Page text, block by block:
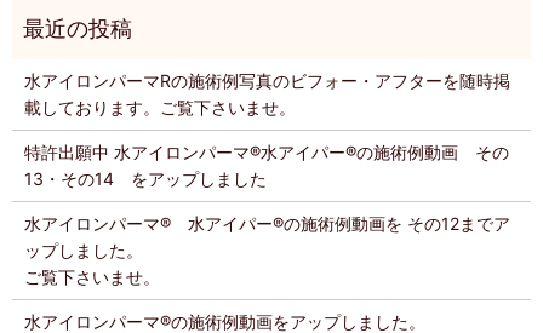
水アイロンパーマRの施術例写真のビフォー・アフターを随時掲
載しております。ご覧下さいませ。
特許出願中 水アイロンパーマ®️水アイパー®️の施術例動画 その
13・その14 をアップしました
水アイロンパーマ®️ 水アイパー®️の施術例動画を その12までア
ップしました。
ご覧下さいませ。
水アイロンパーマ®️の施術例動画をアップしました。